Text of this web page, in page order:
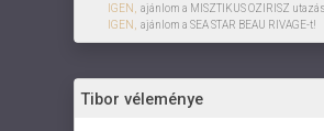
IGEN,
ajánlom a MISZTIKUS OZIRISZ
IGEN,
ajánlom a SEA STAR BEAU RIVAGE-t!
Tibor véleménye